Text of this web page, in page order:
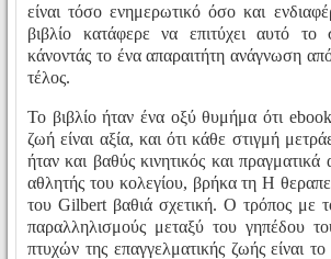
είναι τόσο ενημερωτικό όσο και
βιβλίο κατάφερε να επιτύχει αυτό το
κάνοντάς το ένα απαραιτήτη ανάγνωση
τέλος.
Το βιβλίο ήταν ένα οξύ θυμήμα ότι
ζωή είναι αξία, και ότι κάθε στιγμή
ήταν και βαθύς κινητικός και
αθλητής του κολεγίου, βρήκα τη Η
του Gilbert βαθιά σχετική. Ο τρόπος με
παραλληλισμούς μεταξύ του γηπέδου
πτυχών της επαγγελματικής ζωής είναι